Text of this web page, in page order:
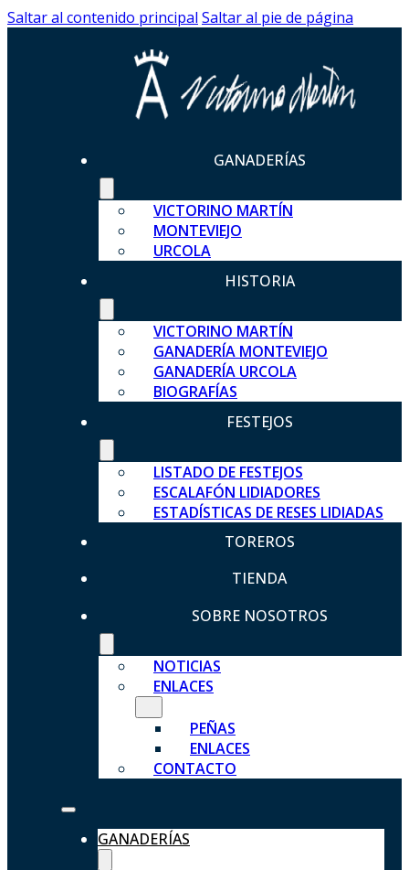
Saltar al contenido principal Saltar al pie de página
GANADERÍAS
VICTORINO MARTÍN
MONTEVIEJO
URCOLA
HISTORIA
VICTORINO MARTÍN
GANADERÍA MONTEVIEJO
GANADERÍA URCOLA
BIOGRAFÍAS
FESTEJOS
LISTADO DE FESTEJOS
ESCALAFÓN LIDIADORES
ESTADÍSTICAS DE RESES LIDIADAS
TOREROS
TIENDA
SOBRE NOSOTROS
NOTICIAS
ENLACES
PEÑAS
ENLACES
CONTACTO
GANADERÍAS